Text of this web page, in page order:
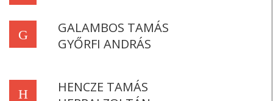
G
GALAMBOS TAMÁS
GYŐRFI ANDRÁS
H
HENCZE TAMÁS